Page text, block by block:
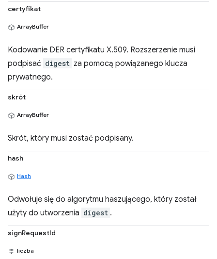
certyfikat
ArrayBuffer
Kodowanie DER certyfikatu X.509. Rozszerzenie musi
podpisać digest za pomocą powiązanego klucza
prywatnego.
skrót
ArrayBuffer
Skrót, który musi zostać podpisany.
hash
Hash
Odwołuje się do algorytmu haszującego, który został
użyty do utworzenia digest .
signRequestId
liczba